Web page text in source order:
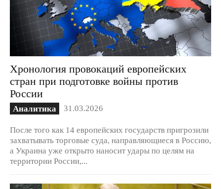
Хронология провокаций европейских
стран при подготовке войны против
России
Аналитика 31.03.2026
После того как 14 европейских государств пригрозили
захватывать торговые суда, направляющиеся в Россию,
а Украина уже открыто наносит удары по целям на
территории России,...